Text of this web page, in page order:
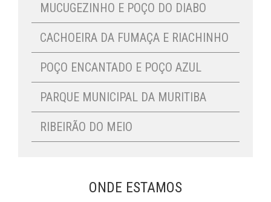
MUCUGEZINHO E POÇO DO DIABO
CACHOEIRA DA FUMAÇA E RIACHINHO
POÇO ENCANTADO E POÇO AZUL
PARQUE MUNICIPAL DA MURITIBA
RIBEIRÃO DO MEIO
ONDE ESTAMOS